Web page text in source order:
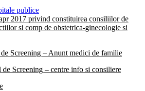
publice
2017 privind constituirea consiliilor de
si comp de obstetrica-ginecologie si
Screening – Anunt medici de familie
Screening – centre info si consiliere